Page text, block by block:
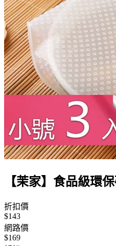
【茉家】食品級環
折扣價
$143
網路價
$169